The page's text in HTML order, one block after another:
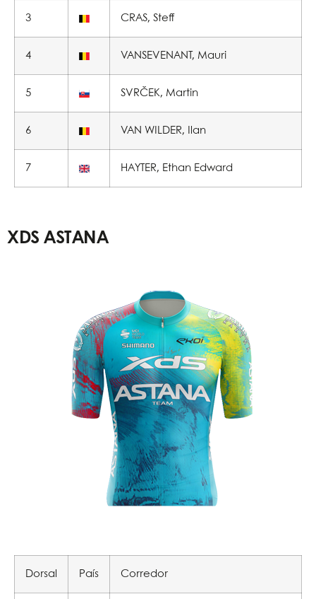
3 CRAS, Steff
4 VANSEVENANT, Mauri
5 SVRČEK, Martin
6 VAN WILDER, Ilan
7 HAYTER, Ethan Edward
XDS ASTANA
Dorsal País Corredor